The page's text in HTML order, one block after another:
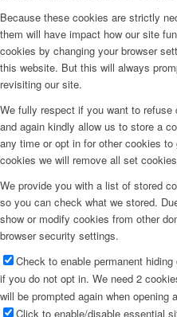
Because these cookies are strictly
them will have impact how our site
cookies by changing your browser
this website. But this will always
revisiting our site.
We fully respect if you want to
and again kindly allow us to store a
any time or opt in for other cookies
cookies we will remove all set
We provide you with a list of stored
so you can check what we stored.
show or modify cookies from other
browser security settings.
Check to enable permanent
if you do not opt in. We need 2
will be prompted again when opening
Click to enable/disable essential